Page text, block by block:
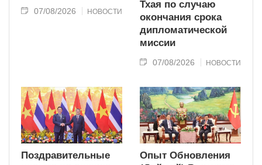
07/08/2026 НОВОСТИ
Тхая по случаю
окончания срока
дипломатической
миссии
07/08/2026 НОВОСТИ
Поздравительные
Опыт Обновления